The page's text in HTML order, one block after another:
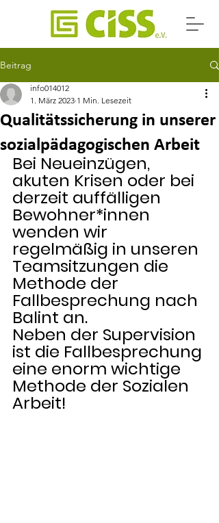
Beitrag
Qualitätssicherung in unserer
sozialpädagogischen Arbeit
info014012
1. März 2023 1 Min. Lesezeit
Bei Neueinzügen,
akuten Krisen oder bei
derzeit auffälligen
Bewohner*innen
wenden wir
regelmäßig in unseren
Teamsitzungen die
Methode der
Fallbesprechung nach
Balint an.
Neben der Supervision
ist die Fallbesprechung
eine enorm wichtige
Methode der Sozialen
Arbeit!